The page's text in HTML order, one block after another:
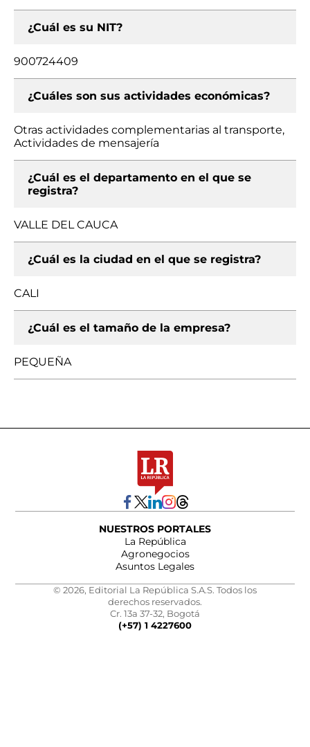
¿Cuál es su NIT?
900724409
¿Cuáles son sus actividades económicas?
Otras actividades complementarias al transporte,
Actividades de mensajería
¿Cuál es el departamento en el que se
registra?
VALLE DEL CAUCA
¿Cuál es la ciudad en el que se registra?
CALI
¿Cuál es el tamaño de la empresa?
PEQUEÑA
NUESTROS PORTALES
La República
Agronegocios
Asuntos Legales
© 2026, Editorial La República S.A.S. Todos los
derechos reservados.
Cr. 13a 37-32, Bogotá
(+57) 1 4227600